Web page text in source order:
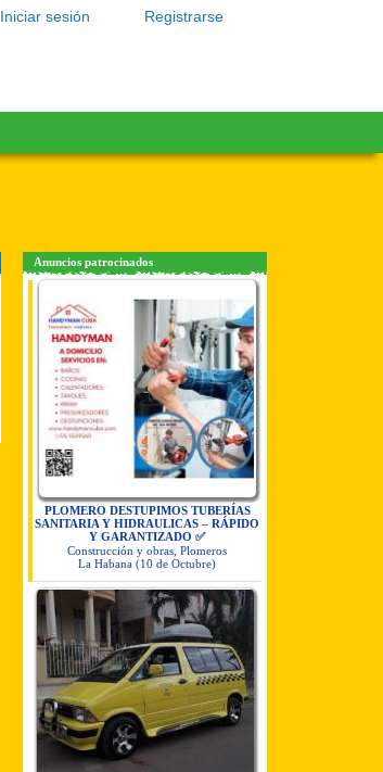
Registrarse
Iniciar sesión
Anuncios patrocinados
PLOMERO DESTUPIMOS TUBERÍAS
SANITARIA Y HIDRAULICAS – RÁPIDO
Y GARANTIZADO ✅
Construcción y obras, Plomeros
La Habana (10 de Octubre)